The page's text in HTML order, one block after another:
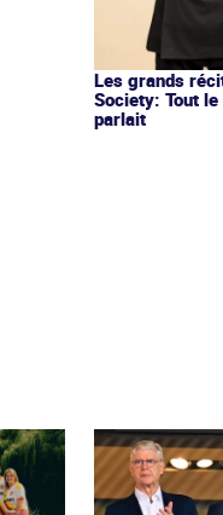
Les grands
Society: Tout le
parlait